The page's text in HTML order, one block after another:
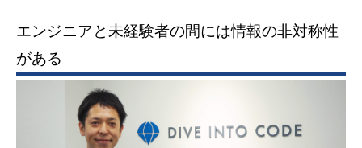
エンジニアと未経験者の間には情報の非対称性
がある